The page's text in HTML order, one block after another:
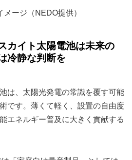
メージ（NEDO提供）
カイト太陽電池は未来の
冷静な判断を
は、太陽光発電の常識を覆す可能
です。薄くて軽く、設置の自由度
エネルギー普及に大きく貢献する